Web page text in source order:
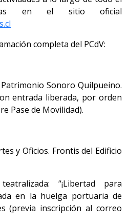
en el sitio oficial
completa del PCdV:
Sonoro Quilpueino.
entrada liberada, por orden
Pase de Movilidad).
y Oficios. Frontis del Edificio
“¡Libertad para
en la huelga portuaria de
(previa inscripción al correo